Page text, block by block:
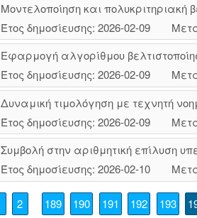
Μοντελοποίηση και πολυκριτηριακή
Έτος δημοσίευσης: 2026-02-09
Εφαρμογή αλγορίθμου
Έτος δημοσίευσης: 2026-02-09
Δυναμική τιμολόγηση με τεχνητή
Έτος δημοσίευσης: 2026-02-09
Συμβολή στην αριθμητική επίλυση
Έτος δημοσίευσης: 2026-02-10
2 189 190 191 192 193